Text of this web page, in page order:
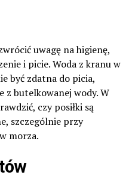
uwagę na higienę,
i picie. Woda z kranu w
być zdatna do picia,
z butelkowanej wody. W
czy posiłki są
szczególnie przy
morza.